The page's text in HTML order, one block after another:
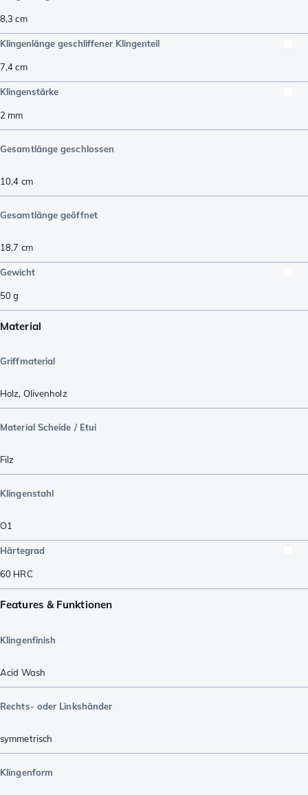
8,3 cm
Klingenlänge geschliffener Klingenteil
7,4cm
Klingenstärke
2 mm
Gesamtlänge geschlossen
10,4 cm
Gesamtlänge geöffnet
18,7 cm
Gewicht
50g
Material
Griffmaterial
Holz, Olivenholz
Material Scheide / Etui
Filz
Klingenstahl
O1
Härtegrad
60 HRC
Features & Funktionen
Klingenfinish
Acid Wash
Rechts- oder Linkshänder
symmetrisch
Klingenform